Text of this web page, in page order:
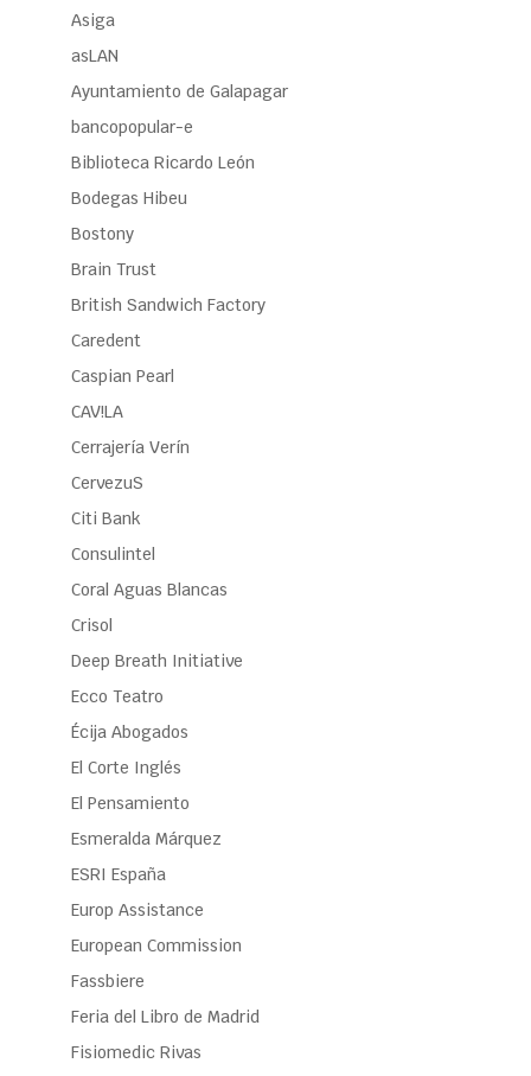
Asiga
asLAN
Ayuntamiento de Galapagar
bancopopular-e
Biblioteca Ricardo León
Bodegas Hibeu
Bostony
Brain Trust
British Sandwich Factory
Caredent
Caspian Pearl
CAV!LA
Cerrajería Verín
CervezuS
Citi Bank
Consulintel
Coral Aguas Blancas
Crisol
Deep Breath Initiative
Ecco Teatro
Écija Abogados
El Corte Inglés
El Pensamiento
Esmeralda Márquez
ESRI España
Europ Assistance
European Commission
Fassbiere
Feria del Libro de Madrid
Fisiomedic Rivas